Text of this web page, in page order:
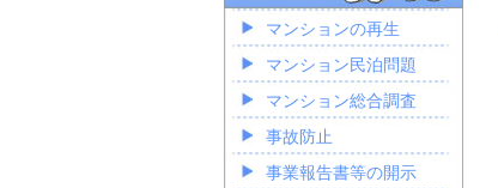
マンションの再生
マンション民泊問題
マンション総合調査
事故防止
事業報告書等の開示